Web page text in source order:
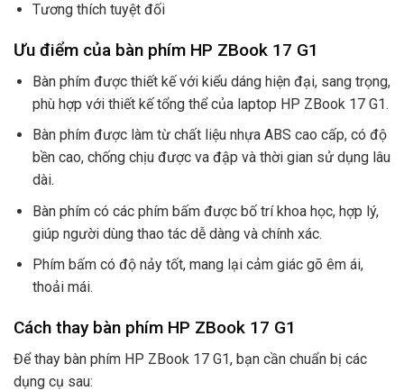
Tương thích tuyệt đối
Ưu điểm của bàn phím HP ZBook 17 G1
Bàn phím được thiết kế với kiểu dáng hiện đại, sang trọng,
phù hợp với thiết kế tổng thể của laptop HP ZBook 17 G1.
Bàn phím được làm từ chất liệu nhựa ABS cao cấp, có độ
bền cao, chống chịu được va đập và thời gian sử dụng lâu
dài.
Bàn phím có các phím bấm được bố trí khoa học, hợp lý,
giúp người dùng thao tác dễ dàng và chính xác.
Phím bấm có độ nảy tốt, mang lại cảm giác gõ êm ái,
thoải mái.
Cách thay bàn phím HP ZBook 17 G1
Để thay bàn phím HP ZBook 17 G1, bạn cần chuẩn bị các
dụng cụ sau: